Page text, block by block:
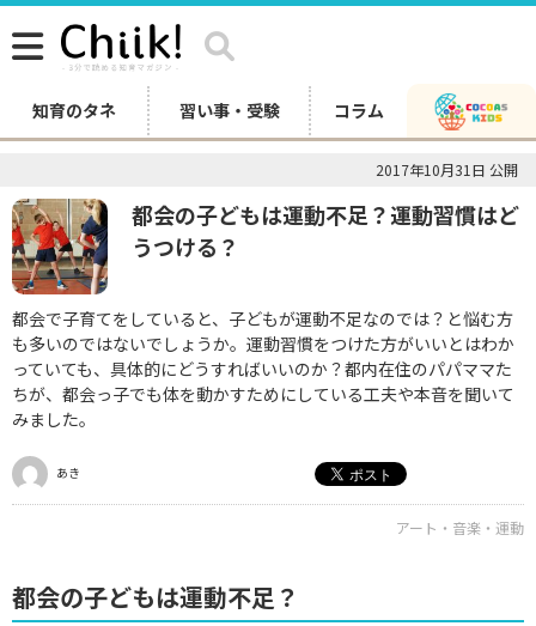
知育のタネ 習い事・受験 コラム
2017年10月31日 公開
都会の子どもは運動不足？運動習慣はど
うつける？
都会で子育てをしていると、子どもが運動不足なのでは？と悩む方
も多いのではないでしょうか。運動習慣をつけた方がいいとはわか
っていても、具体的にどうすればいいのか？都内在住のパパママた
ちが、都会っ子でも体を動かすためにしている工夫や本音を聞いて
みました。
あき
アート・音楽・運動
都会の子どもは運動不足？